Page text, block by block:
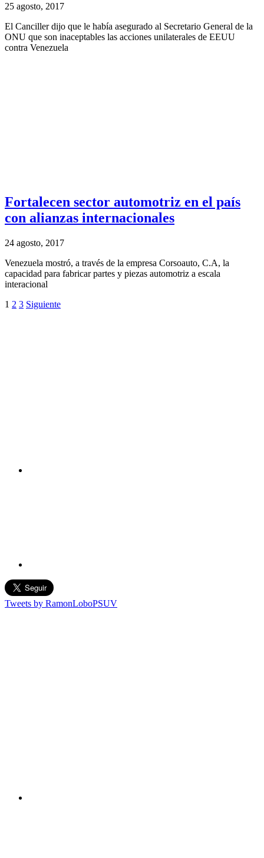
25 agosto, 2017
El Canciller dijo que le había asegurado al Secretario General de la
ONU que son inaceptables las acciones unilaterales de EEUU
contra Venezuela
Fortalecen sector automotriz en el país
con alianzas internacionales
24 agosto, 2017
Venezuela mostró, a través de la empresa Corsoauto, C.A, la
capacidad para fabricar partes y piezas automotriz a escala
interacional
1 2 3 Siguiente
Tweets by RamonLoboPSUV